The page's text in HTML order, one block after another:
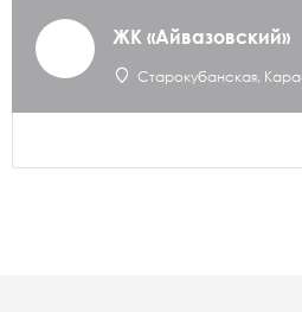
ЖК «Айвазовский»
Старокубанская,